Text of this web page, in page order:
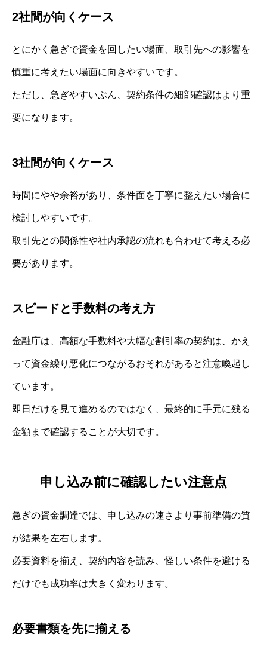
2社間が向くケース
とにかく急ぎで資金を回したい場面、取引先への影響を
慎重に考えたい場面に向きやすいです。
ただし、急ぎやすいぶん、契約条件の細部確認はより重
要になります。
3社間が向くケース
時間にやや余裕があり、条件面を丁寧に整えたい場合に
検討しやすいです。
取引先との関係性や社内承認の流れも合わせて考える必
要があります。
スピードと手数料の考え方
金融庁は、高額な手数料や大幅な割引率の契約は、かえ
って資金繰り悪化につながるおそれがあると注意喚起し
ています。
即日だけを見て進めるのではなく、最終的に手元に残る
金額まで確認することが大切です。
申し込み前に確認したい注意点
急ぎの資金調達では、申し込みの速さより事前準備の質
が結果を左右します。
必要資料を揃え、契約内容を読み、怪しい条件を避ける
だけでも成功率は大きく変わります。
必要書類を先に揃える